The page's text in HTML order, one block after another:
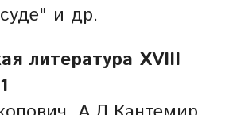
и др.
литература XVIII